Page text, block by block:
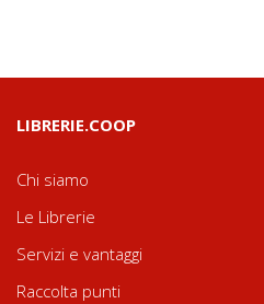
LIBRERIE.COOP
Chi siamo
Le Librerie
Servizi e vantaggi
Raccolta punti